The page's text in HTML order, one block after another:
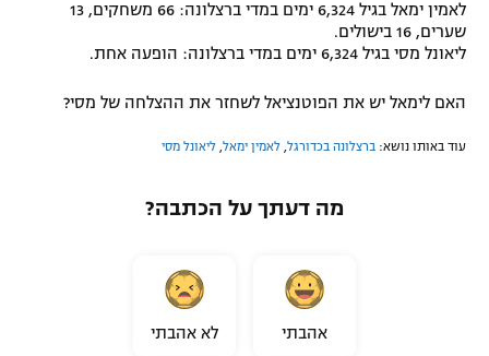
לאמין ימאל בגיל 6,324 ימים במדי ברצלונה: 66 משחקים, 13
שערים, 16 בישולים.
ליאונל מסי בגיל 6,324 ימים במדי ברצלונה: הופעה אחת.
האם לימאל יש את הפוטנציאל לשחזר את ההצלחה של מסי?
עוד באותו נושא: ברצלונה בכדורגל, לאמין ימאל, ליאונל מסי
מה דעתך על הכתבה?
אהבתי לא אהבתי